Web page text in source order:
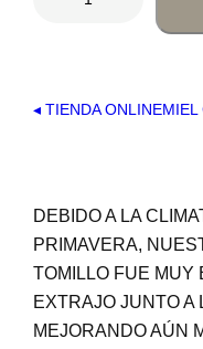
e
l
l
o
C
r
◂ TIENDA ONLINEMIEL
DEBIDO A LA
PRIMAVERA,
TOMILLO FUE MUY
EXTRAJO JUNTO A
MEJORANDO AÚN